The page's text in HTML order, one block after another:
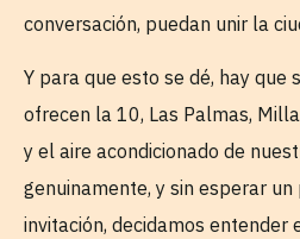
conversación, puedan unir la
Y para que esto se dé, hay que
ofrecen la 10, Las Palmas,
y el aire acondicionado de
genuinamente, y sin esperar
invitación, decidamos entender